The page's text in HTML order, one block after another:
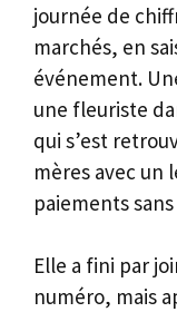
journée de
marchés, en
événement.
une fleuriste
qui s’est
mères avec un
paiements
Elle a fini par
numéro, mais